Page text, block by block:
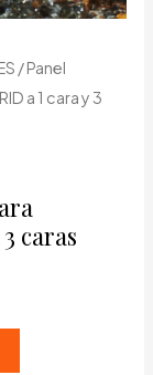
/ Panel
a 1 cara y 3
caras